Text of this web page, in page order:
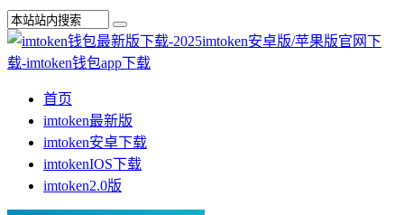
首页
imtoken最新版
imtoken安卓下载
imtokenIOS下载
imtoken2.0版